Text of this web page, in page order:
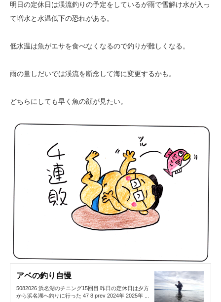
明日の定休日は渓流釣りの予定をしているが雨で雪解け水が入っ
て増水と水温低下の恐れがある。
低水温は魚がエサを食べなくなるので釣りが難しくなる。
雨の量しだいでは渓流を断念して海に変更するかも。
どちらにしても早く魚の顔が見たい。
アベの釣り自慢
5082026 浜名湖のチニング15回目 昨日の定休日は夕方
から浜名湖へ釣りに行った 47 8 prev 2024年 2025年 ...